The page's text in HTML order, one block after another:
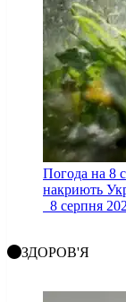
Погода на 8
накриють
8 серпня
ЗДОРОВ'Я